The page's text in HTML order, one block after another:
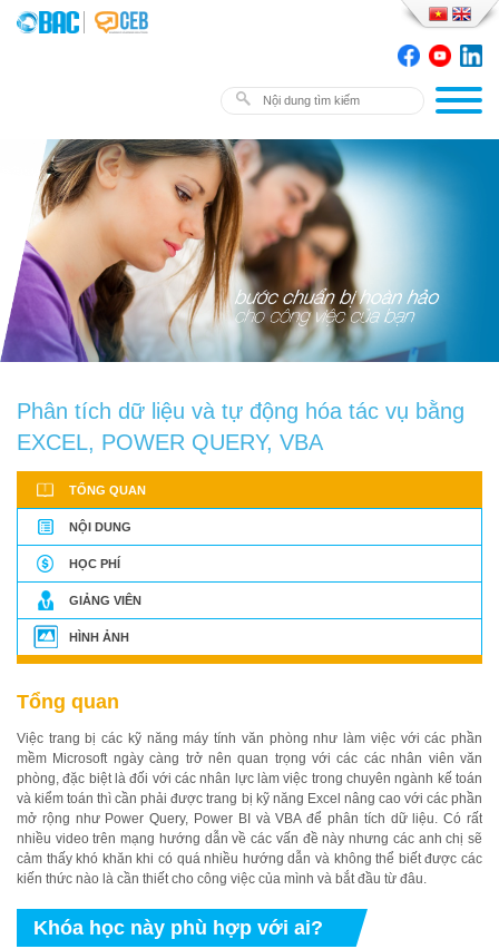
Phân tích dữ liệu và tự động hóa tác vụ bằng
EXCEL, POWER QUERY, VBA
TỔNG QUAN
NỘI DUNG
HỌC PHÍ
GIẢNG VIÊN
HÌNH ẢNH
Tổng quan
Việc trang bị các kỹ năng máy tính văn phòng như làm việc với các phần
mềm Microsoft ngày càng trở nên quan trọng với các các nhân viên văn
phòng, đặc biệt là đối với các nhân lực làm việc trong chuyên ngành kế toán
và kiểm toán thì cần phải được trang bị kỹ năng Excel nâng cao với các phần
mở rộng như Power Query, Power BI và VBA để phân tích dữ liệu. Có rất
nhiều video trên mạng hướng dẫn về các vấn đề này nhưng các anh chị sẽ
cảm thấy khó khăn khi có quá nhiều hướng dẫn và không thể biết được các
kiến thức nào là cần thiết cho công việc của mình và bắt đầu từ đâu.
Khóa học này phù hợp với ai?